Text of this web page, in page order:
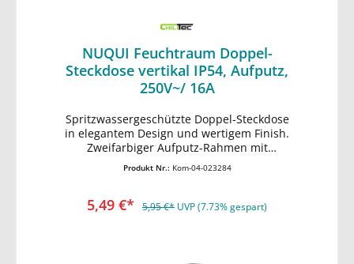
NUQUI Feuchtraum Doppel-
Steckdose vertikal IP54, Aufputz,
250V~/ 16A
Spritzwassergeschützte Doppel-Steckdose
in elegantem Design und wertigem Finish.
Zweifarbiger Aufputz-Rahmen mit
dunkelgrauem Deckel mit Federschließung.
Schraubenlose Terminals •
Produkt Nr.: Kom-04-023284
5,49 €* 5,95 €* UVP (7.73% gespart)
In den Warenkorb